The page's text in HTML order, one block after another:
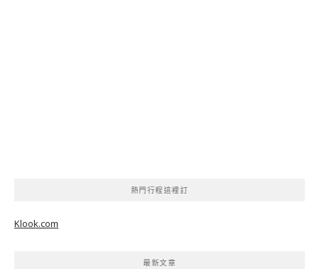
熱門行程這裡訂
Klook.com
最新文章